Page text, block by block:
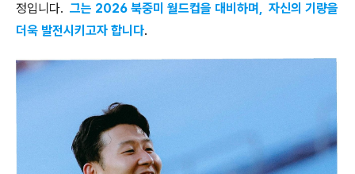
정입니다. 그는 2026 북중미 월드컵을 대비하며, 자신의 기량을
더욱 발전시키고자 합니다.